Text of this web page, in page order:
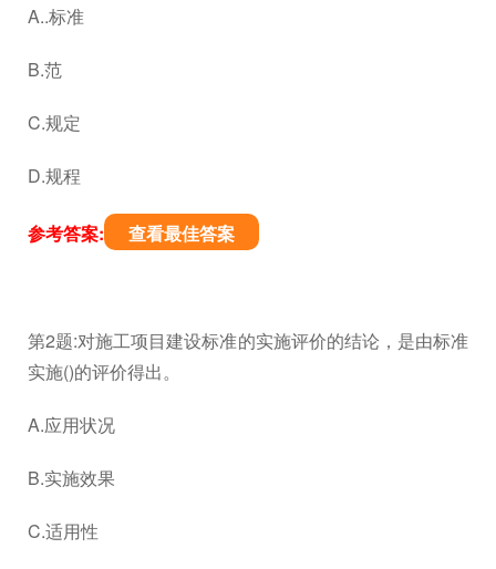
A..标准
B.范
C.规定
D.规程
参考答案: 查看最佳答案
第2题:对施工项目建设标准的实施评价的结论，是由标准
实施()的评价得出。
A.应用状况
B.实施效果
C.适用性